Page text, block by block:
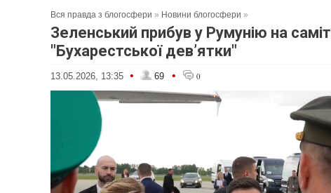
Вся правда з блогосфери » Новини блогосфери »
Зеленський прибув у Румунію на саміт
"Бухарестської дев’ятки"
13.05.2026, 13:35 • 69 • 0